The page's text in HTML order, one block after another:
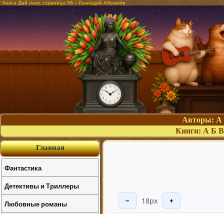
Книга Дай лапу, страница 56 – Геннадий Абрамов
Авторы: А
Книги: А Б В
− 18px +
Главная
Фантастика
Детективы и Триллеры
Любовные романы